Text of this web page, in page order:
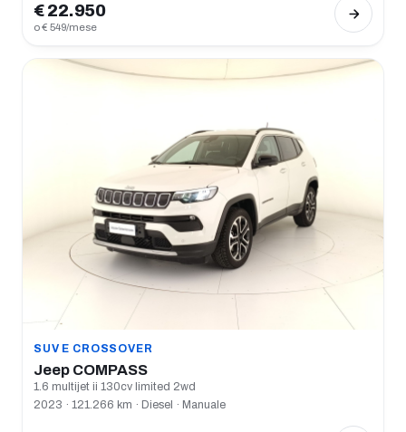
€ 22.950
o € 549/mese
SUV E CROSSOVER
Jeep COMPASS
1.6 multijet ii 130cv limited 2wd
2023 · 121.266 km · Diesel · Manuale